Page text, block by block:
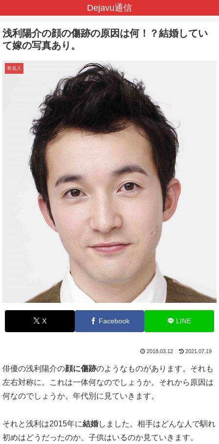
Dejavu通信
浅利陽介の顔の傷跡の原因は何！？結婚してい
て嫁の写真あり。
有名人
X Facebook LINE
2018.03.12 2021.07.19
俳優の浅利陽介の顔に傷跡のようなものがあります。それも
左右対称に。これは一体何なのでしょうか。それから原因は
何なのでしょうか。年代別に見ていきます。
それと浅利は2015年に結婚しました。相手はどんな人で馴れ
初めはどうだったのか、子供はいるのか見ていきます。